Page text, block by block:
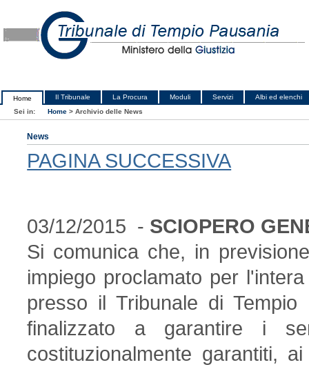
Home Il Tribunale La Procura Moduli Servizi
Albi ed elenchi
Sei in:
Home > Archivio delle News
News
PAGINA SUCCESSIVA
03/12/2015 - SCIOPERO
Si comunica che, in
impiego proclamato per
presso il Tribunale di
finalizzato a garantire i
costituzionalmente garantiti,